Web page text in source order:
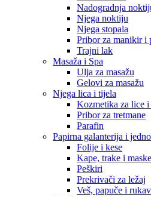
Nadogradnja
Njega noktiju
Njega stopala
Pribor za manikir i
Trajni lak
Masaža i Spa
Ulja za masažu
Gelovi za masažu
Njega lica i tijela
Kozmetika za lice
Pribor za tretmane
Parafin
Papirna galanterija i
Folije i kese
Kape, trake i maske
Peškiri
Prekrivači za ležaj
Veš, papuče i